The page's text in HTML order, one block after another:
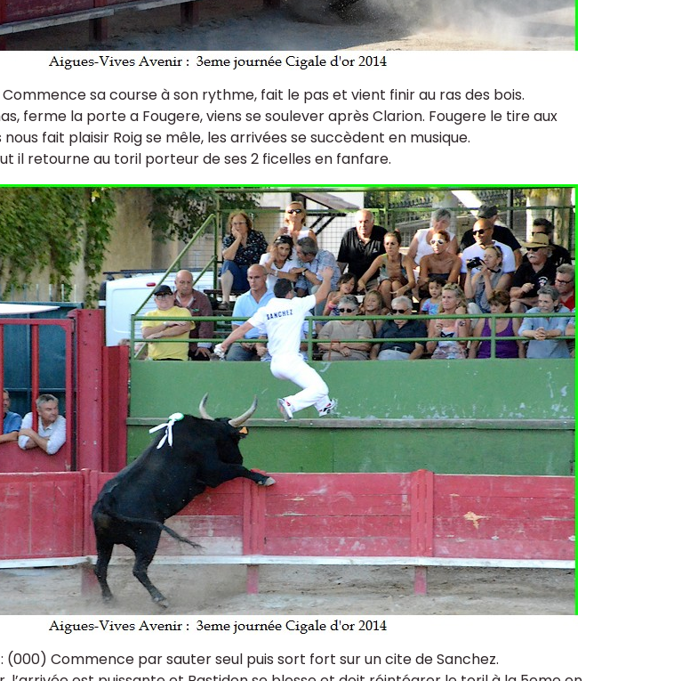
Commence sa course à son rythme, fait le pas et vient finir au ras des bois.
ferme la porte a Fougere, viens se soulever après Clarion. Fougere le tire aux
fait plaisir Roig se mêle, les arrivées se succèdent en musique.
il retourne au toril porteur de ses 2 ficelles en fanfare.
(000) Commence par sauter seul puis sort fort sur un cite de Sanchez.